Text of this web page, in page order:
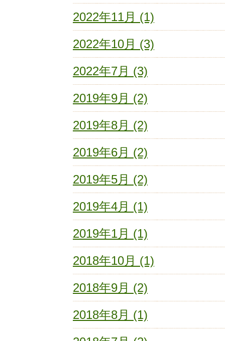
2022年11月 (1)
2022年10月 (3)
2022年7月 (3)
2019年9月 (2)
2019年8月 (2)
2019年6月 (2)
2019年5月 (2)
2019年4月 (1)
2019年1月 (1)
2018年10月 (1)
2018年9月 (2)
2018年8月 (1)